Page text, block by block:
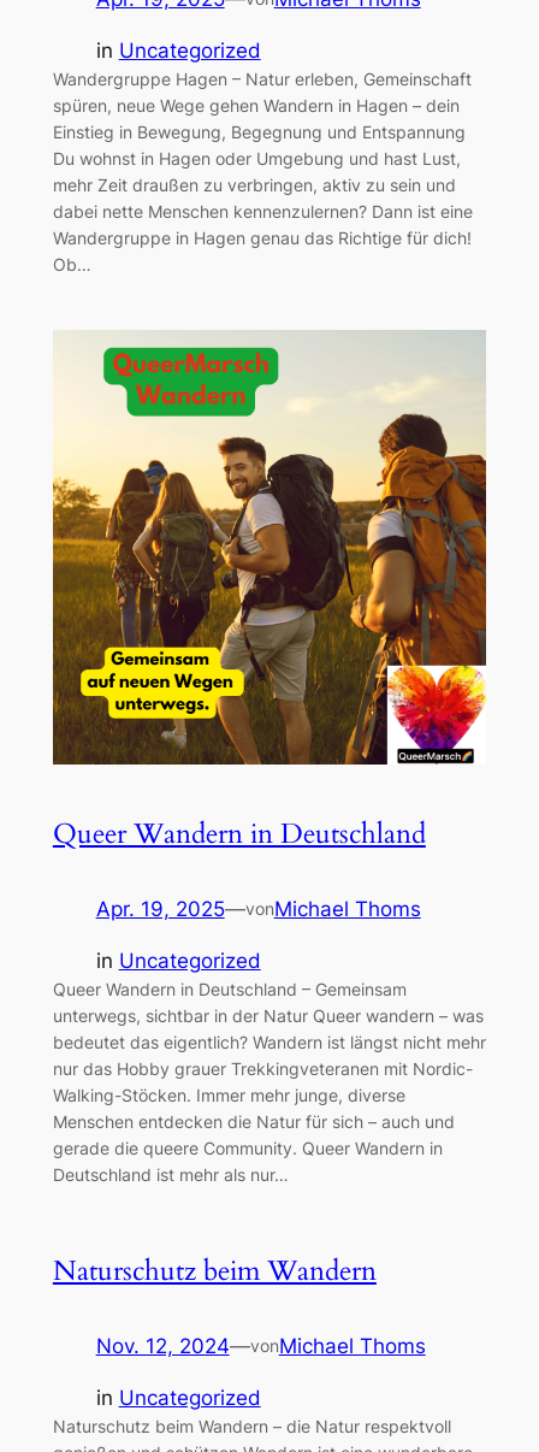
in Uncategorized
Wandergruppe Hagen – Natur erleben, Gemeinschaft
spüren, neue Wege gehen Wandern in Hagen – dein
Einstieg in Bewegung, Begegnung und Entspannung
Du wohnst in Hagen oder Umgebung und hast Lust,
mehr Zeit draußen zu verbringen, aktiv zu sein und
dabei nette Menschen kennenzulernen? Dann ist eine
Wandergruppe in Hagen genau das Richtige für dich!
Ob…
Queer Wandern in Deutschland
Apr. 19, 2025—vonMichael Thoms
in Uncategorized
Queer Wandern in Deutschland – Gemeinsam
unterwegs, sichtbar in der Natur Queer wandern – was
bedeutet das eigentlich? Wandern ist längst nicht mehr
nur das Hobby grauer Trekkingveteranen mit Nordic-
Walking-Stöcken. Immer mehr junge, diverse
Menschen entdecken die Natur für sich – auch und
gerade die queere Community. Queer Wandern in
Deutschland ist mehr als nur…
Naturschutz beim Wandern
Nov. 12, 2024—vonMichael Thoms
in Uncategorized
Naturschutz beim Wandern – die Natur respektvoll